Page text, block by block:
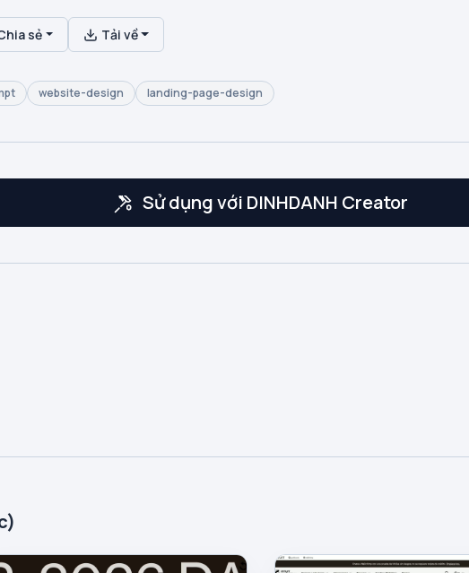
sẻ Tải về
website-design landing-page-design
Sử dụng với DINHDANH Creator